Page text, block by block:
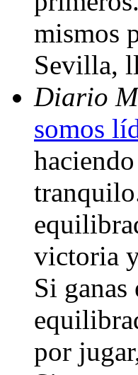
mismos
Sevilla,
Diario
somos
victoria
Si ganas
por